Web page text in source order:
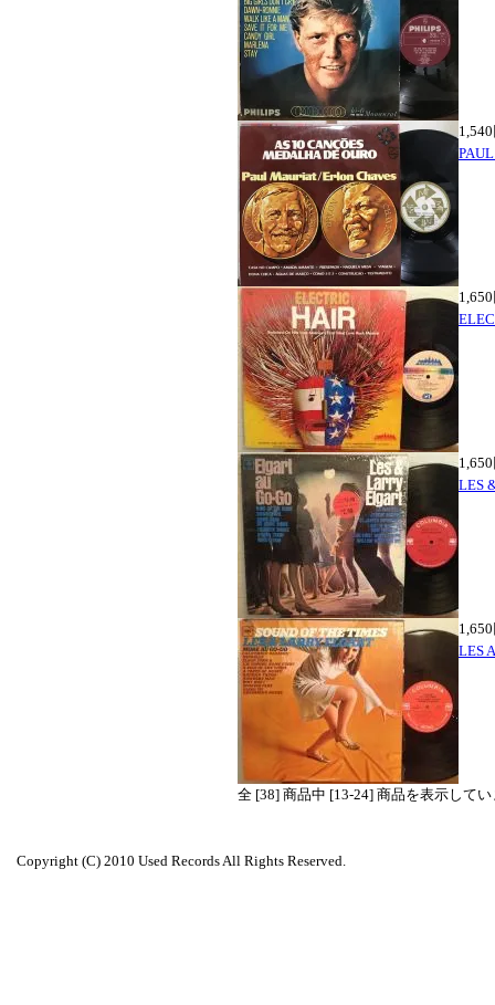
LES
LES
全 [38] 商品中 [13-24] 商品を表示して
Copyright (C) 2010 Used Records All Rights Reserved.